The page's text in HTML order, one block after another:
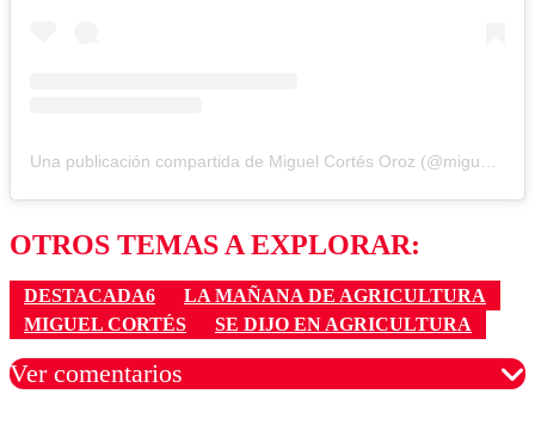
Una publicación compartida de Miguel Cortés Oroz (@miguelcontraduchenne)
OTROS TEMAS A EXPLORAR:
DESTACADA6
LA MAÑANA DE AGRICULTURA
MIGUEL CORTÉS
SE DIJO EN AGRICULTURA
Ver comentarios